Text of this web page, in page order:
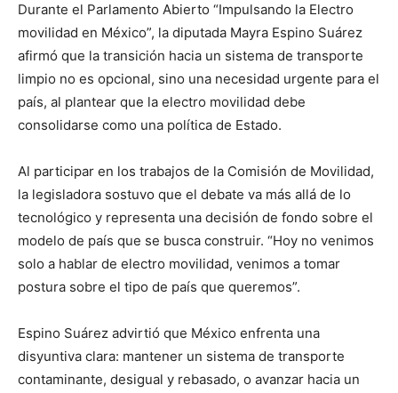
Durante el Parlamento Abierto “Impulsando la Electro
movilidad en México”, la diputada Mayra Espino Suárez
afirmó que la transición hacia un sistema de transporte
limpio no es opcional, sino una necesidad urgente para el
país, al plantear que la electro movilidad debe
consolidarse como una política de Estado.
Al participar en los trabajos de la Comisión de Movilidad,
la legisladora sostuvo que el debate va más allá de lo
tecnológico y representa una decisión de fondo sobre el
modelo de país que se busca construir. “Hoy no venimos
solo a hablar de electro movilidad, venimos a tomar
postura sobre el tipo de país que queremos”.
Espino Suárez advirtió que México enfrenta una
disyuntiva clara: mantener un sistema de transporte
contaminante, desigual y rebasado, o avanzar hacia un